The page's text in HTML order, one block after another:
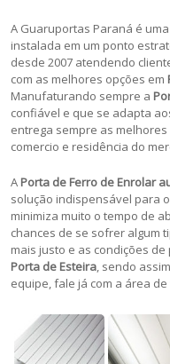
A Guaruportas Paraná é
instalada em um ponto
desde 2007 atendendo
com as melhores opções em
Manufaturando sempre a
confiável e que se adapta
entrega sempre as
comercio e residência do
A Porta de Ferro de Enrolar
solução indispensável para
minimiza muito o tempo de
chances de se sofrer algum
mais justo e as condições
Porta de Esteira , sendo
equipe, fale já com a área